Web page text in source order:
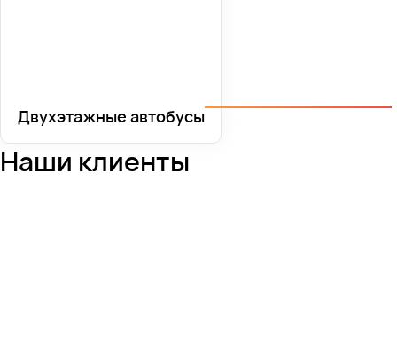
Двухэтажные автобусы
Наши клиенты